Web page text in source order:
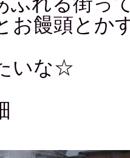
お饅頭とか
いな☆